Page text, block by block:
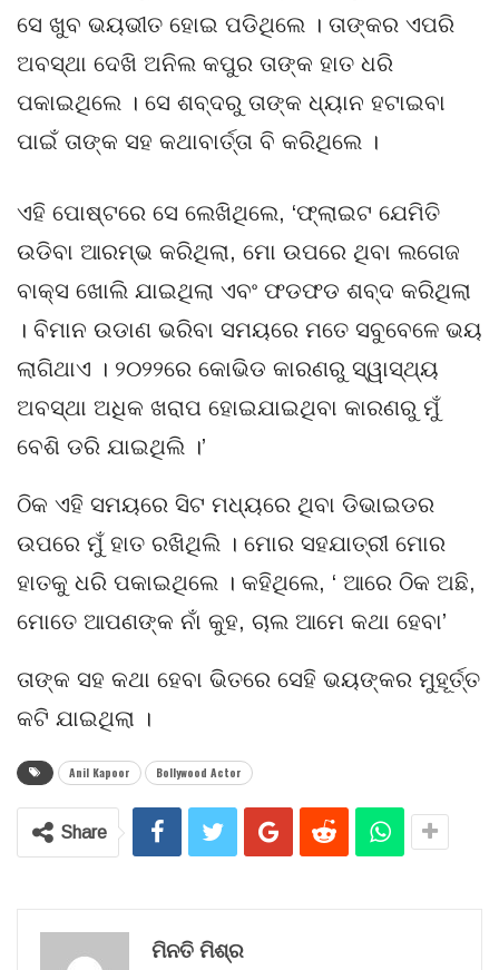
ସେ ଖୁବ ଭୟଭୀତ ହୋଇ ପଡିଥିଲେ । ତାଙ୍କର ଏପରି
ଅବସ୍ଥା ଦେଖି ଅନିଲ କପୁର ତାଙ୍କ ହାତ ଧରି
ପକାଇଥିଲେ । ସେ ଶବ୍ଦରୁ ତାଙ୍କ ଧ୍ୟାନ ହଟାଇବା
ପାଇଁ ତାଙ୍କ ସହ କଥାବାର୍ତ୍ତା ବି କରିଥିଲେ ।
ଏହି ପୋଷ୍ଟରେ ସେ ଲେଖିଥିଲେ, ‘ଫ୍ଲାଇଟ ଯେମିତି
ଉଡିବା ଆରମ୍ଭ କରିଥିଲା, ମୋ ଉପରେ ଥିବା ଲଗେଜ
ବାକ୍ସ ଖୋଲି ଯାଇଥିଲା ଏବଂ ଫଡଫଡ ଶବ୍ଦ କରିଥିଲା
। ବିମାନ ଉଡାଣ ଭରିବା ସମୟରେ ମତେ ସବୁବେଳେ ଭୟ
ଲାଗିଥାଏ । ୨୦୨୨ରେ କୋଭିଡ କାରଣରୁ ସ୍ୱାସ୍ଥ୍ୟ
ଅବସ୍ଥା ଅଧିକ ଖରାପ ହୋଇଯାଇଥିବା କାରଣରୁ ମୁଁ
ବେଶି ଡରି ଯାଇଥିଲି ।’
ଠିକ ଏହି ସମୟରେ ସିଟ ମଧ୍ୟରେ ଥିବା ଡିଭାଇଡର
ଉପରେ ମୁଁ ହାତ ରଖିଥିଲି । ମୋର ସହଯାତ୍ରୀ ମୋର
ହାତକୁ ଧରି ପକାଇଥିଲେ । କହିଥିଲେ, ‘ ଆରେ ଠିକ ଅଛି,
ମୋତେ ଆପଣଙ୍କ ନାଁ କୁହ, ଚାଲ ଆମେ କଥା ହେବା’
ତାଙ୍କ ସହ କଥା ହେବା ଭିତରେ ସେହି ଭୟଙ୍କର ମୁହୂର୍ତ୍ତ
କଟି ଯାଇଥିଲା ।
Anil Kapoor Bollywood Actor
Share
ମିନତି ମିଶ୍ର